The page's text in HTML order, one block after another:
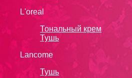
L'oreal
Тональный крем
Тушь
Lanсоmе
Тушь